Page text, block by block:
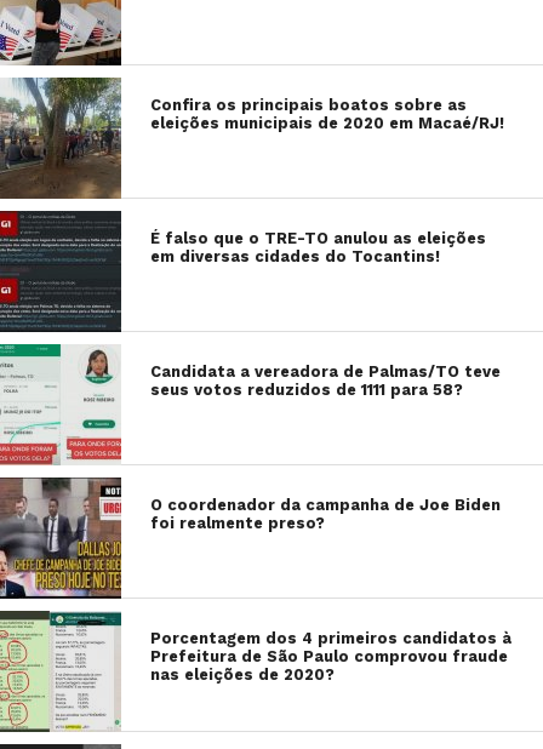
Confira os principais boatos sobre as
eleições municipais de 2020 em Macaé/RJ!
É falso que o TRE-TO anulou as eleições
em diversas cidades do Tocantins!
Candidata a vereadora de Palmas/TO teve
seus votos reduzidos de 1111 para 58?
O coordenador da campanha de Joe Biden
foi realmente preso?
Porcentagem dos 4 primeiros candidatos à
Prefeitura de São Paulo comprovou fraude
nas eleições de 2020?